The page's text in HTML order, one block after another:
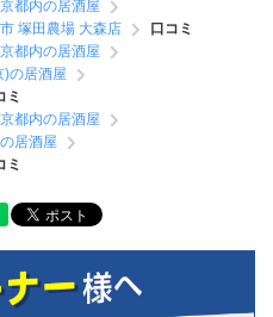
都内の居酒屋
塚田農場 大森店
口コミ
都内の居酒屋
)の居酒屋
ミ
都内の居酒屋
居酒屋
ミ